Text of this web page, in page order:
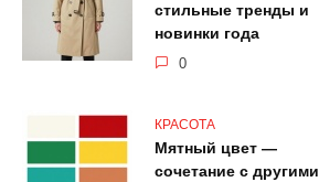
стильные тренды и
новинки года
0
КРАСОТА
Мятный цвет —
сочетание с другими